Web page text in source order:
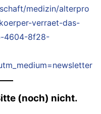
medizin/alterpro
verraet-das-
4604-8f28-
(noch) nicht.